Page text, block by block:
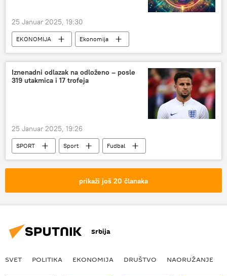
25 Januar 2025, 19:30
EKONOMIJA
Ekonomija
Svet – ekonomija
Kriptovalute
Iznenadni odlazak na odloženo – posle
319 utakmica i 17 trofeja
25 Januar 2025, 19:26
SPORT Sport Fudbal
prikaži još 20 članaka
Srbija
SVET POLITIKA EKONOMIJA DRUŠTVO NAORUŽANJE